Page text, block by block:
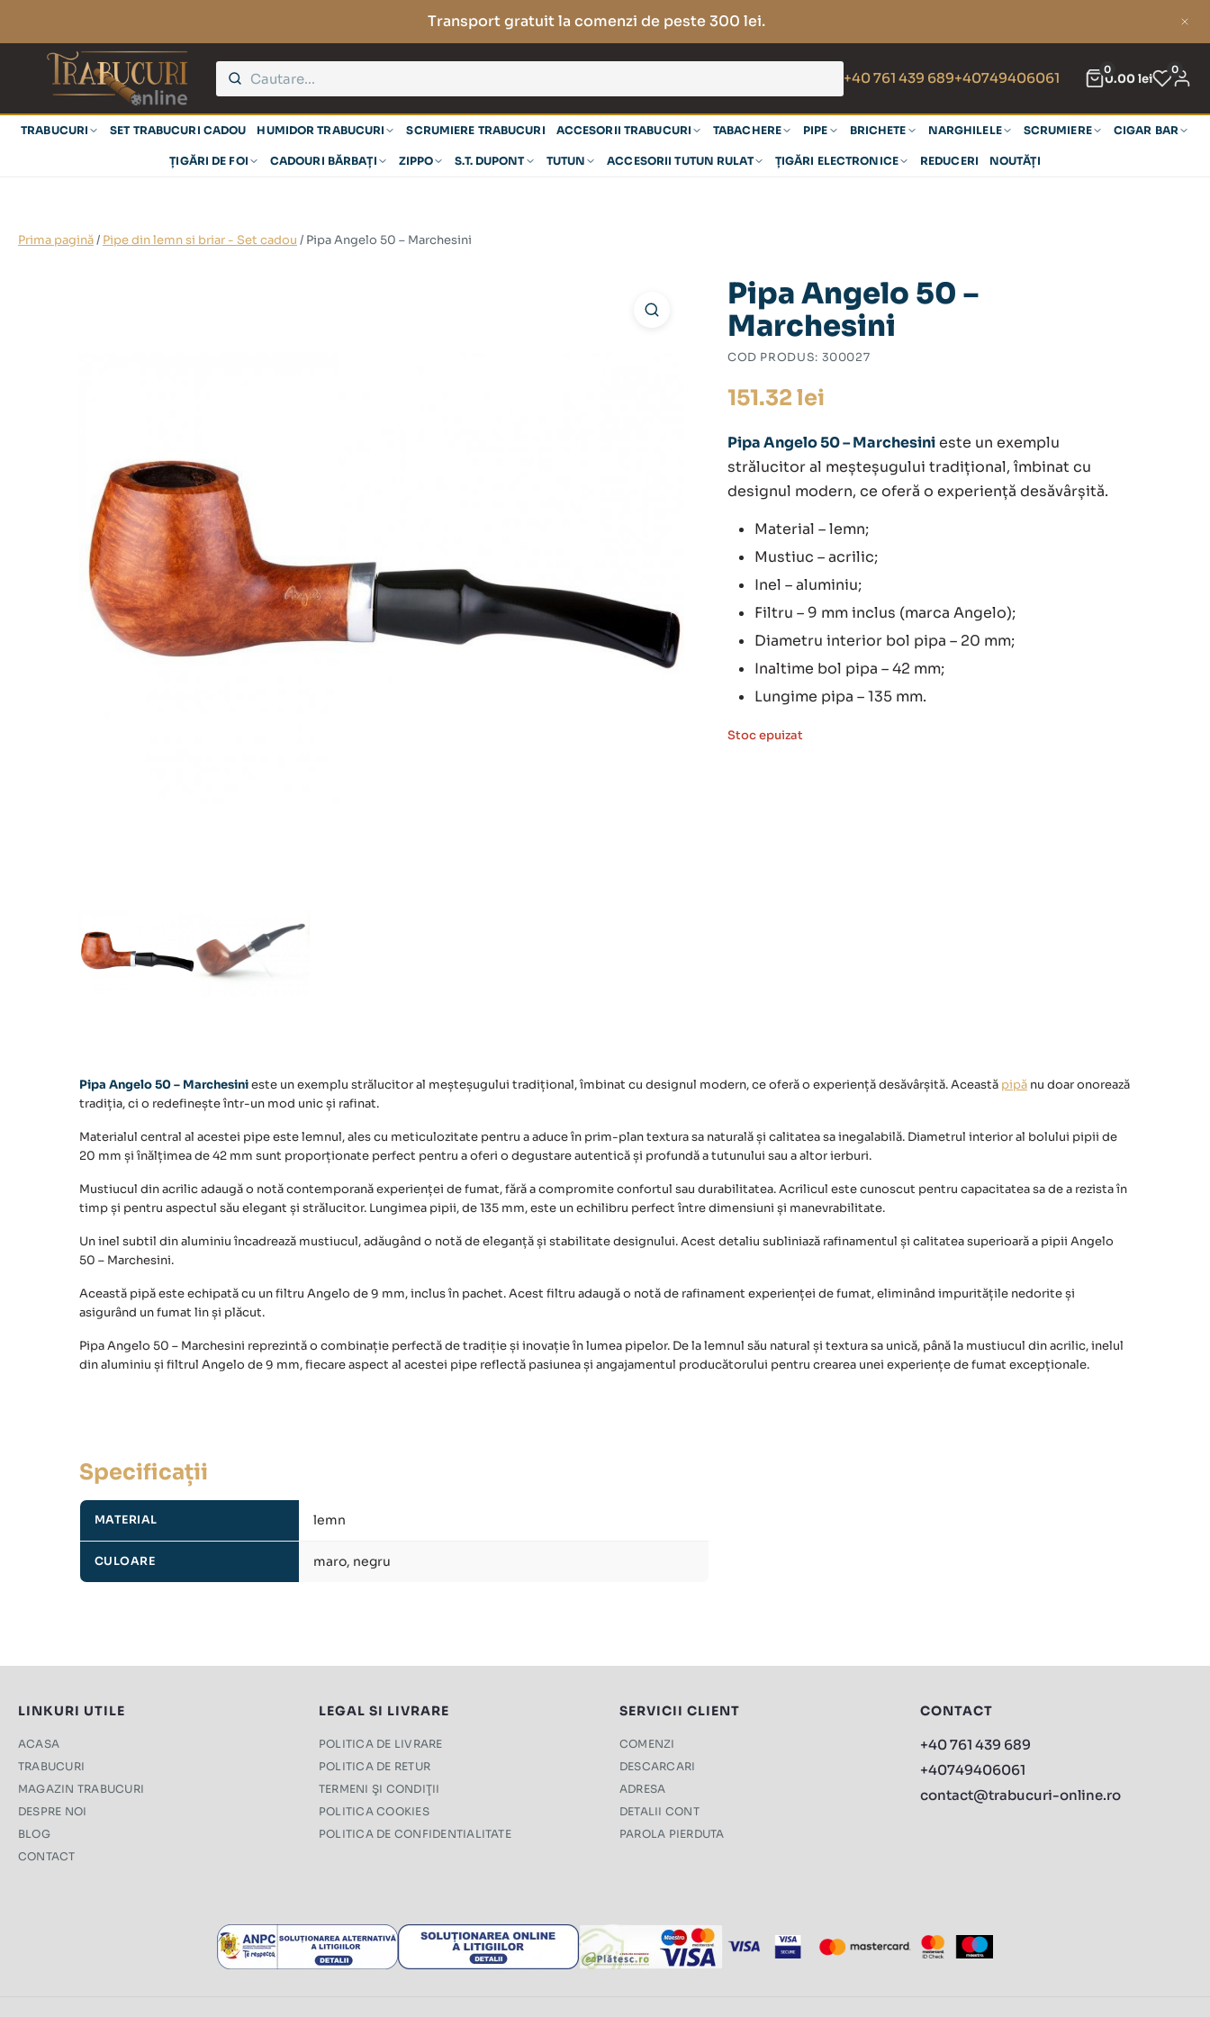
Transport gratuit la comenzi de peste 300 lei.
+40 761 439 689+40749406061 0
0.00lei
0
TRABUCURI SET TRABUCURI CADOU HUMIDOR TRABUCURI SCRUMIERE TRABUCURI ACCESORII TRABUCURI TABACHERE PIPE BRICHETE NARGHILELE SCRUMIERE CIGAR BAR
ȚIGĂRI DE FOI CADOURI BĂRBAȚI ZIPPO S.T. DUPONT TUTUN ACCESORII TUTUN RULAT ȚIGĂRI ELECTRONICE REDUCERI NOUTĂȚI
Prima pagină/ Pipe din lemn si briar - Set cadou / Pipa Angelo 50 – Marchesini
Pipa Angelo 50 –
Marchesini
COD PRODUS: 300027
151.32 lei
Pipa Angelo 50 – Marchesinieste un exemplu
strălucitor al meșteșugului tradițional, îmbinat cu
designul modern, ce oferă o experiență desăvârșită.
Material – lemn;
Mustiuc – acrilic;
Inel – aluminiu;
Filtru – 9 mm inclus (marca Angelo);
Diametru interior bol pipa – 20 mm;
Inaltime bol pipa – 42 mm;
Lungime pipa – 135 mm.
Stoc epuizat
Pipa Angelo 50 – Marchesinieste un exemplu strălucitor al meșteșugului tradițional, îmbinat cu designul modern, ce oferă o experiență desăvârșită. Această pipă nu doar onorează
tradiția, ci o redefinește într-un mod unic și rafinat.
Materialul central al acestei pipe este lemnul, ales cu meticulozitate pentru a aduce în prim-plan textura sa naturală și calitatea sa inegalabilă. Diametrul interior al bolului pipii de
20 mm și înălțimea de 42 mm sunt proporționate perfect pentru a oferi o degustare autentică și profundă a tutunului sau a altor ierburi.
Mustiucul din acrilic adaugă o notă contemporană experienței de fumat, fără a compromite confortul sau durabilitatea. Acrilicul este cunoscut pentru capacitatea sa de a rezista în
timp și pentru aspectul său elegant și strălucitor. Lungimea pipii, de 135 mm, este un echilibru perfect între dimensiuni și manevrabilitate.
Un inel subtil din aluminiu încadrează mustiucul, adăugând o notă de eleganță și stabilitate designului. Acest detaliu subliniază rafinamentul și calitatea superioară a pipii Angelo
50 – Marchesini.
Această pipă este echipată cu un filtru Angelo de 9 mm, inclus în pachet. Acest filtru adaugă o notă de rafinament experienței de fumat, eliminând impuritățile nedorite și
asigurând un fumat lin și plăcut.
Pipa Angelo 50 – Marchesini reprezintă o combinație perfectă de tradiție și inovație în lumea pipelor. De la lemnul său natural și textura sa unică, până la mustiucul din acrilic, inelul
din aluminiu și filtrul Angelo de 9 mm, fiecare aspect al acestei pipe reflectă pasiunea și angajamentul producătorului pentru crearea unei experiențe de fumat excepționale.
Specificații
MATERIAL lemn
CULOARE maro, negru
LINKURI UTILE
ACASA
TRABUCURI
MAGAZIN TRABUCURI
DESPRE NOI
BLOG
CONTACT
LEGAL SI LIVRARE
POLITICA DE LIVRARE
POLITICA DE RETUR
TERMENI ŞI CONDIŢII
POLITICA COOKIES
POLITICA DE CONFIDENTIALITATE
SERVICII CLIENT
COMENZI
DESCARCARI
ADRESA
DETALII CONT
PAROLA PIERDUTA
CONTACT
+40 761 439 689
+40749406061
contact@trabucuri-online.ro